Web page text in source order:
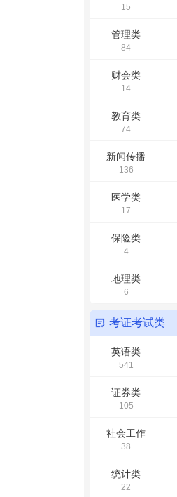
15
管理类
84
财会类
14
教育类
74
新闻传播
136
医学类
17
保险类
4
地理类
6
考证考试类
英语类
541
证券类
105
社会工作
38
统计类
22